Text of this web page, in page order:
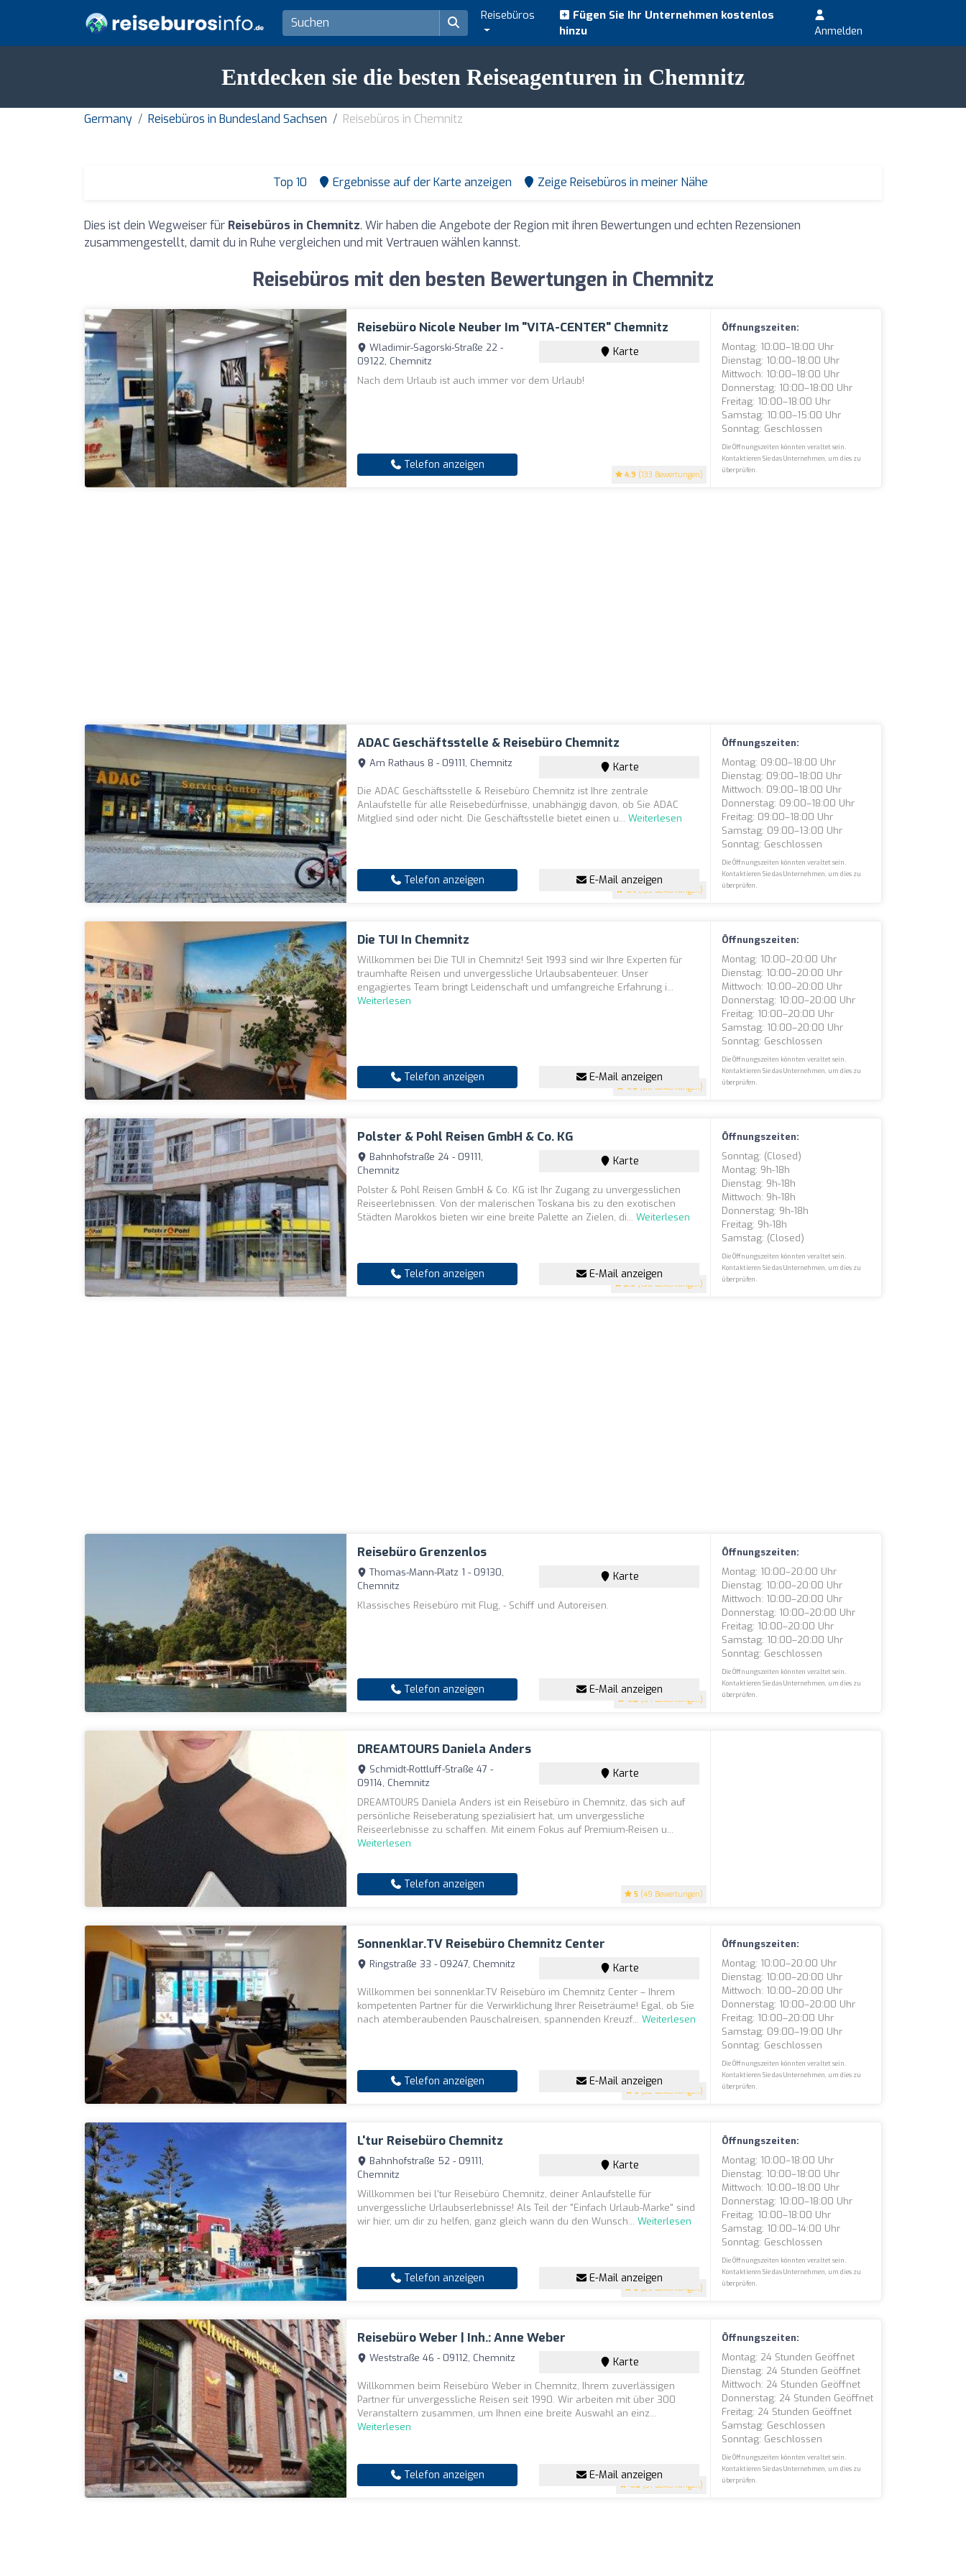
Reisebüros
Fügen Sie Ihr Unternehmen kostenlos
hinzu
Anmelden
Entdecken sie die besten Reiseagenturen in Chemnitz
Germany Reisebüros in Bundesland Sachsen Reisebüros in Chemnitz
Top 10 Ergebnisse auf der Karte anzeigen Zeige Reisebüros in meiner Nähe
Dies ist dein Wegweiser für Reisebüros in Chemnitz. Wir haben die Angebote der Region mit ihren Bewertungen und echten Rezensionen
zusammengestellt, damit du in Ruhe vergleichen und mit Vertrauen wählen kannst.
Reisebüros mit den besten Bewertungen in Chemnitz
Reisebüro Nicole Neuber Im "VITA-CENTER" Chemnitz
4.9 (133 Bewertungen)
Wladimir-Sagorski-Straße 22 -
09122, Chemnitz
Karte
Nach dem Urlaub ist auch immer vor dem Urlaub!
Telefon anzeigen
Öffnungszeiten:
Montag: 10:00–18:00 Uhr
Dienstag: 10:00–18:00 Uhr
Mittwoch: 10:00–18:00 Uhr
Donnerstag: 10:00–18:00 Uhr
Freitag: 10:00–18:00 Uhr
Samstag: 10:00–15:00 Uhr
Sonntag: Geschlossen
Die Öffnungszeiten könnten veraltet sein.
Kontaktieren Sie das Unternehmen, um dies zu
überprüfen.
ADAC Geschäftsstelle & Reisebüro Chemnitz
4.4 (133 Bewertungen)
Am Rathaus 8 - 09111, Chemnitz Karte
Die ADAC Geschäftsstelle & Reisebüro Chemnitz ist Ihre zentrale
Anlaufstelle für alle Reisebedürfnisse, unabhängig davon, ob Sie ADAC
Mitglied sind oder nicht. Die Geschäftsstelle bietet einen u...Weiterlesen
Telefon anzeigen E-Mail anzeigen
Öffnungszeiten:
Montag: 09:00–18:00 Uhr
Dienstag: 09:00–18:00 Uhr
Mittwoch: 09:00–18:00 Uhr
Donnerstag: 09:00–18:00 Uhr
Freitag: 09:00–18:00 Uhr
Samstag: 09:00–13:00 Uhr
Sonntag: Geschlossen
Die Öffnungszeiten könnten veraltet sein.
Kontaktieren Sie das Unternehmen, um dies zu
überprüfen.
Die TUI In Chemnitz
4.8 (88 Bewertungen)
Willkommen bei Die TUI in Chemnitz! Seit 1993 sind wir Ihre Experten für
traumhafte Reisen und unvergessliche Urlaubsabenteuer. Unser
engagiertes Team bringt Leidenschaft und umfangreiche Erfahrung i...
Weiterlesen
Telefon anzeigen E-Mail anzeigen
Öffnungszeiten:
Montag: 10:00–20:00 Uhr
Dienstag: 10:00–20:00 Uhr
Mittwoch: 10:00–20:00 Uhr
Donnerstag: 10:00–20:00 Uhr
Freitag: 10:00–20:00 Uhr
Samstag: 10:00–20:00 Uhr
Sonntag: Geschlossen
Die Öffnungszeiten könnten veraltet sein.
Kontaktieren Sie das Unternehmen, um dies zu
überprüfen.
Polster & Pohl Reisen GmbH & Co. KG
3.9 (138 Bewertungen)
Bahnhofstraße 24 - 09111,
Chemnitz
Karte
Polster & Pohl Reisen GmbH & Co. KG ist Ihr Zugang zu unvergesslichen
Reiseerlebnissen. Von der malerischen Toskana bis zu den exotischen
Städten Marokkos bieten wir eine breite Palette an Zielen, di...Weiterlesen
Telefon anzeigen E-Mail anzeigen
Öffnungszeiten:
Sonntag: (closed)
Montag: 9h-18h
Dienstag: 9h-18h
Mittwoch: 9h-18h
Donnerstag: 9h-18h
Freitag: 9h-18h
Samstag: (closed)
Die Öffnungszeiten könnten veraltet sein.
Kontaktieren Sie das Unternehmen, um dies zu
überprüfen.
Reisebüro Grenzenlos
4.8 (64 Bewertungen)
Thomas-Mann-Platz 1 - 09130,
Chemnitz
Karte
Klassisches Reisebüro mit Flug, - Schiff und Autoreisen.
Telefon anzeigen E-Mail anzeigen
Öffnungszeiten:
Montag: 10:00–20:00 Uhr
Dienstag: 10:00–20:00 Uhr
Mittwoch: 10:00–20:00 Uhr
Donnerstag: 10:00–20:00 Uhr
Freitag: 10:00–20:00 Uhr
Samstag: 10:00–20:00 Uhr
Sonntag: Geschlossen
Die Öffnungszeiten könnten veraltet sein.
Kontaktieren Sie das Unternehmen, um dies zu
überprüfen.
DREAMTOURS Daniela Anders
5 (49 Bewertungen)
Schmidt-Rottluff-Straße 47 -
09114, Chemnitz
Karte
DREAMTOURS Daniela Anders ist ein Reisebüro in Chemnitz, das sich auf
persönliche Reiseberatung spezialisiert hat, um unvergessliche
Reiseerlebnisse zu schaffen. Mit einem Fokus auf Premium-Reisen u...
Weiterlesen
Telefon anzeigen
Sonnenklar.TV Reisebüro Chemnitz Center
5 (32 Bewertungen)
Ringstraße 33 - 09247, Chemnitz Karte
Willkommen bei sonnenklar.TV Reisebüro im Chemnitz Center – Ihrem
kompetenten Partner für die Verwirklichung Ihrer Reiseträume! Egal, ob Sie
nach atemberaubenden Pauschalreisen, spannenden Kreuzf...Weiterlesen
Telefon anzeigen E-Mail anzeigen
Öffnungszeiten:
Montag: 10:00–20:00 Uhr
Dienstag: 10:00–20:00 Uhr
Mittwoch: 10:00–20:00 Uhr
Donnerstag: 10:00–20:00 Uhr
Freitag: 10:00–20:00 Uhr
Samstag: 09:00–19:00 Uhr
Sonntag: Geschlossen
Die Öffnungszeiten könnten veraltet sein.
Kontaktieren Sie das Unternehmen, um dies zu
überprüfen.
L'tur Reisebüro Chemnitz
5 (29 Bewertungen)
Bahnhofstraße 52 - 09111,
Chemnitz
Karte
Willkommen bei l'tur Reisebüro Chemnitz, deiner Anlaufstelle für
unvergessliche Urlaubserlebnisse! Als Teil der "Einfach Urlaub-Marke" sind
wir hier, um dir zu helfen, ganz gleich wann du den Wunsch...Weiterlesen
Telefon anzeigen E-Mail anzeigen
Öffnungszeiten:
Montag: 10:00–18:00 Uhr
Dienstag: 10:00–18:00 Uhr
Mittwoch: 10:00–18:00 Uhr
Donnerstag: 10:00–18:00 Uhr
Freitag: 10:00–18:00 Uhr
Samstag: 10:00–14:00 Uhr
Sonntag: Geschlossen
Die Öffnungszeiten könnten veraltet sein.
Kontaktieren Sie das Unternehmen, um dies zu
überprüfen.
Reisebüro Weber | Inh.: Anne Weber
4.6 (31 Bewertungen)
Weststraße 46 - 09112, Chemnitz Karte
Willkommen beim Reisebüro Weber in Chemnitz, Ihrem zuverlässigen
Partner für unvergessliche Reisen seit 1990. Wir arbeiten mit über 300
Veranstaltern zusammen, um Ihnen eine breite Auswahl an einz...
Weiterlesen
Telefon anzeigen E-Mail anzeigen
Öffnungszeiten:
Montag: 24 Stunden Geöffnet
Dienstag: 24 Stunden Geöffnet
Mittwoch: 24 Stunden Geöffnet
Donnerstag: 24 Stunden Geöffnet
Freitag: 24 Stunden Geöffnet
Samstag: Geschlossen
Sonntag: Geschlossen
Die Öffnungszeiten könnten veraltet sein.
Kontaktieren Sie das Unternehmen, um dies zu
überprüfen.